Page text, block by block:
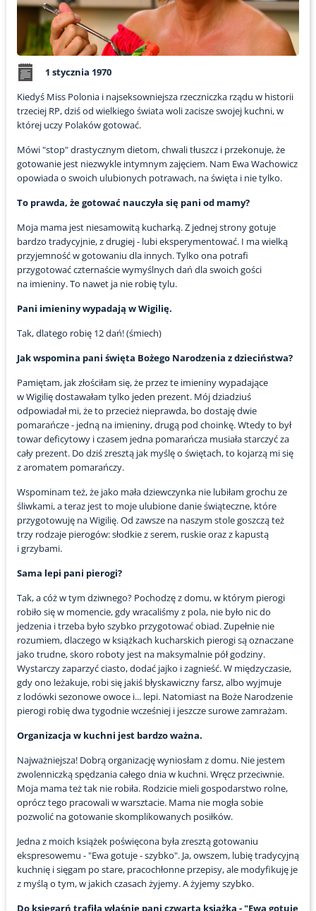
1 stycznia 1970
Kiedyś Miss Polonia i najseksowniejsza rzeczniczka rządu w historii
trzeciej RP, dziś od wielkiego świata woli zacisze swojej kuchni, w
której uczy Polaków gotować.
Mówi "stop" drastycznym dietom, chwali tłuszcz i przekonuje, że
gotowanie jest niezwykle intymnym zajęciem. Nam Ewa Wachowicz
opowiada o swoich ulubionych potrawach, na święta i nie tylko.
To prawda, że gotować nauczyła się pani od mamy?
Moja mama jest niesamowitą kucharką. Z jednej strony gotuje
bardzo tradycyjnie, z drugiej - lubi eksperymentować. I ma wielką
przyjemność w gotowaniu dla innych. Tylko ona potrafi
przygotować czternaście wymyślnych dań dla swoich gości
na imieniny. To nawet ja nie robię tylu.
Pani imieniny wypadają w Wigilię.
Tak, dlatego robię 12 dań! (śmiech)
Jak wspomina pani święta Bożego Narodzenia z dzieciństwa?
Pamiętam, jak złościłam się, że przez te imieniny wypadające
w Wigilię dostawałam tylko jeden prezent. Mój dziadziuś
odpowiadał mi, że to przecież nieprawda, bo dostaję dwie
pomarańcze - jedną na imieniny, drugą pod choinkę. Wtedy to był
towar deficytowy i czasem jedna pomarańcza musiała starczyć za
cały prezent. Do dziś zresztą jak myślę o świętach, to kojarzą mi się
z aromatem pomarańczy.
Wspominam też, że jako mała dziewczynka nie lubiłam grochu ze
śliwkami, a teraz jest to moje ulubione danie świąteczne, które
przygotowuję na Wigilię. Od zawsze na naszym stole goszczą też
trzy rodzaje pierogów: słodkie z serem, ruskie oraz z kapustą
i grzybami.
Sama lepi pani pierogi?
Tak, a cóż w tym dziwnego? Pochodzę z domu, w którym pierogi
robiło się w momencie, gdy wracaliśmy z pola, nie było nic do
jedzenia i trzeba było szybko przygotować obiad. Zupełnie nie
rozumiem, dlaczego w książkach kucharskich pierogi są oznaczane
jako trudne, skoro roboty jest na maksymalnie pół godziny.
Wystarczy zaparzyć ciasto, dodać jajko i zagnieść. W międzyczasie,
gdy ono leżakuje, robi się jakiś błyskawiczny farsz, albo wyjmuje
z lodówki sezonowe owoce i... lepi. Natomiast na Boże Narodzenie
pierogi robię dwa tygodnie wcześniej i jeszcze surowe zamrażam.
Organizacja w kuchni jest bardzo ważna.
Najważniejsza! Dobrą organizację wyniosłam z domu. Nie jestem
zwolenniczką spędzania całego dnia w kuchni. Wręcz przeciwnie.
Moja mama też tak nie robiła. Rodzicie mieli gospodarstwo rolne,
oprócz tego pracowali w warsztacie. Mama nie mogła sobie
pozwolić na gotowanie skomplikowanych posiłków.
Jedna z moich książek poświęcona była zresztą gotowaniu
ekspresowemu - "Ewa gotuje - szybko". Ja, owszem, lubię tradycyjną
kuchnię i sięgam po stare, pracochłonne przepisy, ale modyfikuję je
z myślą o tym, w jakich czasach żyjemy. A żyjemy szybko.
Do księgarń trafiła właśnie pani czwarta książka - "Ewa gotuje